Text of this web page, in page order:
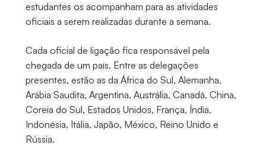
estudantes os acompanham para as atividades
oficiais a serem realizadas durante a semana.
Cada oficial de ligação fica responsável pela
chegada de um país. Entre as delegações
presentes, estão as da África do Sul, Alemanha,
Arábia Saudita, Argentina, Austrália, Canadá, China,
Coreia do Sul, Estados Unidos, França, Índia,
Indonésia, Itália, Japão, México, Reino Unido e
Rússia.